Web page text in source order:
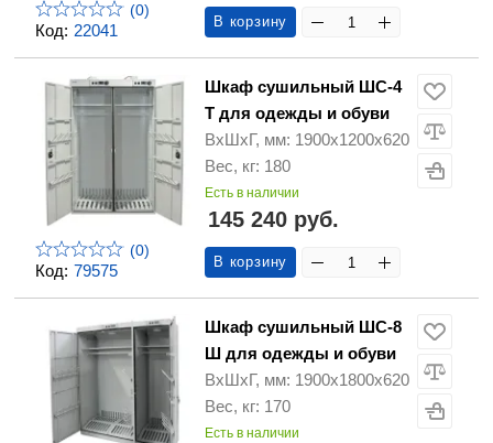
Код: 22041
(0)
В корзину
Код: 79575
(0)
Шкаф сушильный ШС-4
Т для одежды и обуви
ВхШхГ, мм: 1900х1200х620
Вес, кг: 180
Есть в наличии
145 240 руб.
В корзину
Шкаф сушильный ШС-8
Ш для одежды и обуви
ВхШхГ, мм: 1900х1800х620
Вес, кг: 170
Есть в наличии